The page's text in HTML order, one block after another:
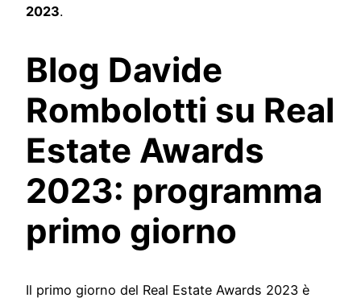
2023.
Blog Davide
Rombolotti su Real
Estate Awards
2023: programma
primo giorno
Il primo giorno del Real Estate Awards 2023 è